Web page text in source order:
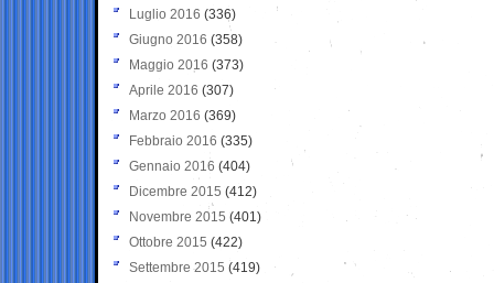
Luglio 2016 (336)
Giugno 2016 (358)
Maggio 2016 (373)
Aprile 2016 (307)
Marzo 2016 (369)
Febbraio 2016 (335)
Gennaio 2016 (404)
Dicembre 2015 (412)
Novembre 2015 (401)
Ottobre 2015 (422)
Settembre 2015 (419)